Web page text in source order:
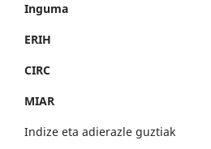
Inguma
ERIH
CIRC
MIAR
Indize eta adierazle guztiak